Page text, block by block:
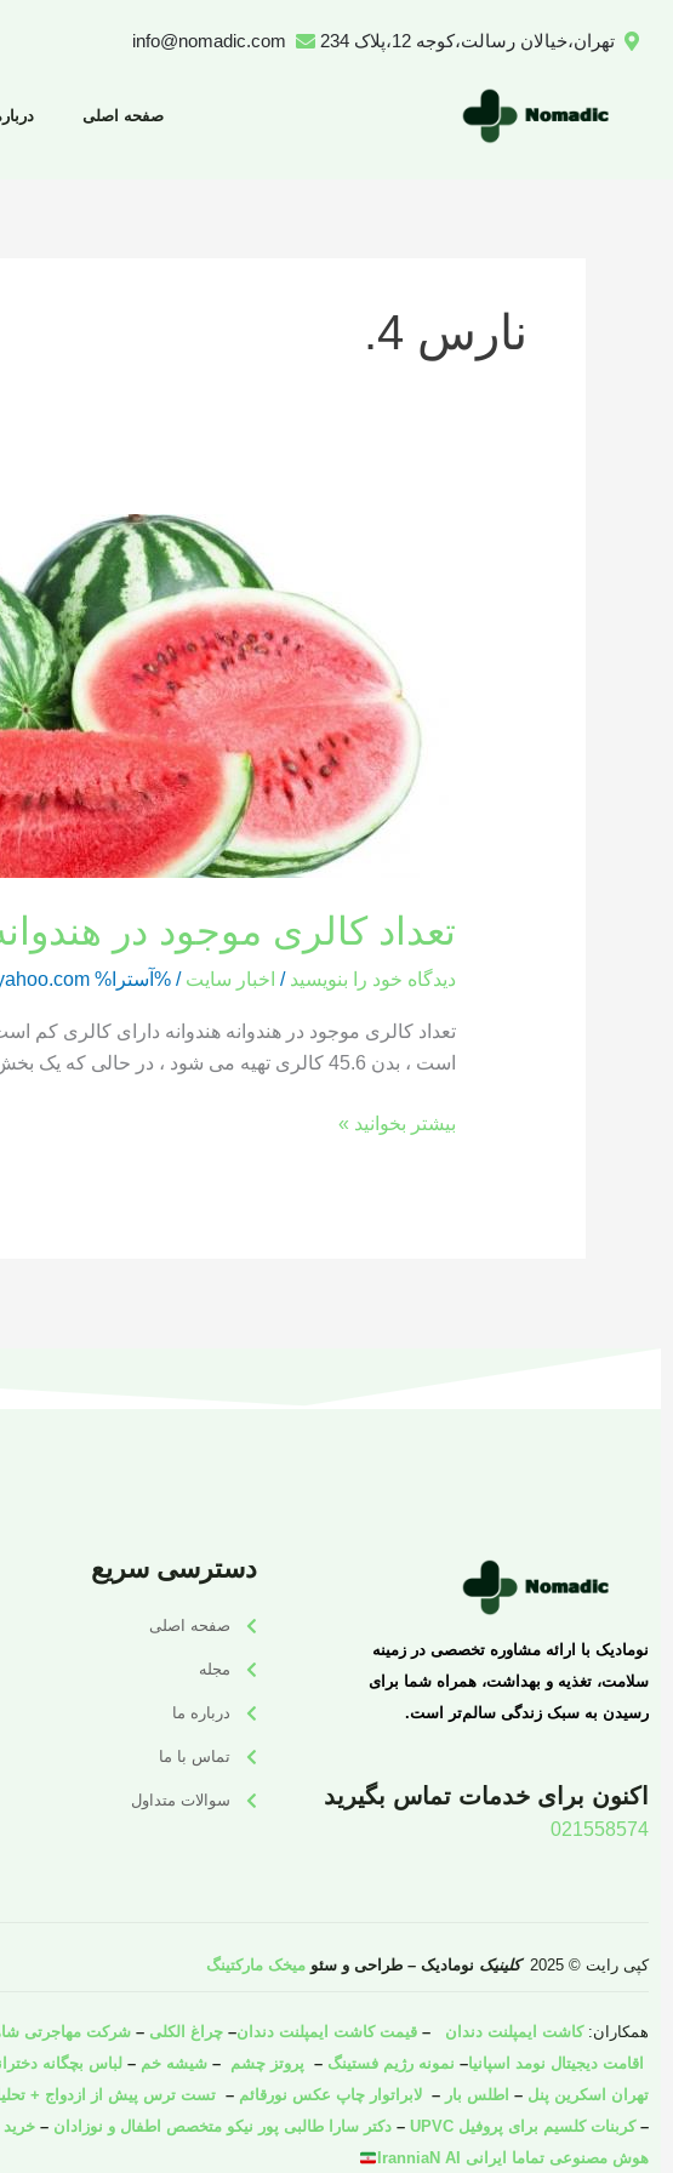
تهران،خیالان رسالت،کوجه 12،پلاک 234 info@nomadic.com
صفحه اصلی
نارس 4.
تعداد کالری موجود در
دیدگاه‌ خود را بنویسید / اخبار سایت / %آسترا%
است ، بدن 45.6 کالری تهیه می شود ، در حالی که یک بخش از هندوانه که وزن آن 286 گرم است ، حاوی 85.8 کالری است […]
بیشتر بخوانید »
نومادیک با ارائه مشاوره تخصصی در زمینه
سلامت، تغذیه و بهداشت، همراه شما برای
رسیدن به سبک زندگی سالم‌تر است.
اکنون برای خدمات تماس بگیرید
021558574
دسترسی سریع
صفحه اصلی
مجله
درباره ما
تماس با ما
سوالات متداول
کپی رایت © 2025 کلینیک نومادیک – طراحی و سئو میخک مارکتینگ
همکاران: کاشت ایمپلنت دندان – قیمت کاشت ایمپلنت دندان– چراغ الکلی – شرکت مهاجرتی
اقامت دیجیتال نومد اسپانیا– نمونه رژیم فستینگ – پروتز چشم – شیشه خم – لباس بچگانه
تهران اسکرین پنل – اطلس بار – لابراتوار چاپ عکس نورقائم – تست ترس پیش از ازدواج +
–کربنات کلسیم برای پروفیل UPVC – دکتر سارا طالبی پور نیکو متخصص اطفال و نوزادان – خرید
هوش مصنوعی تماما ایرانی IranniaN AI